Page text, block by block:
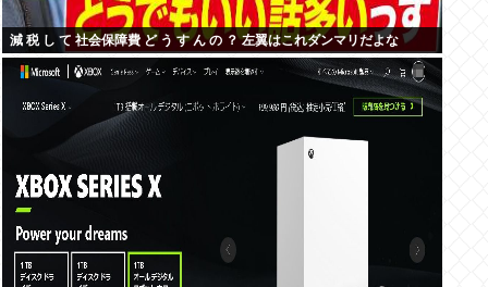
減 税 し て 社会保障費 ど う す ん の ？ 左翼はこれダンマリだよな